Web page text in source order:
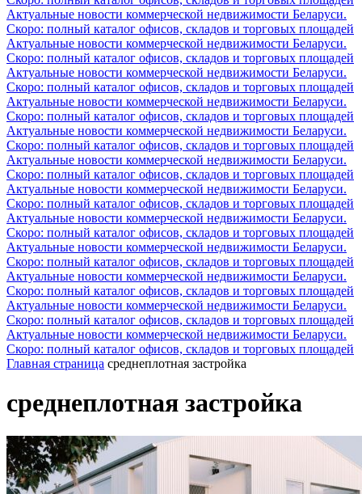
Актуальные новости коммерческой недвижимости Беларуси.
Скоро: полный каталог офисов, складов и торговых площадей
Актуальные новости коммерческой недвижимости Беларуси.
Скоро: полный каталог офисов, складов и торговых площадей
Актуальные новости коммерческой недвижимости Беларуси.
Скоро: полный каталог офисов, складов и торговых площадей
Актуальные новости коммерческой недвижимости Беларуси.
Скоро: полный каталог офисов, складов и торговых площадей
Актуальные новости коммерческой недвижимости Беларуси.
Скоро: полный каталог офисов, складов и торговых площадей
Актуальные новости коммерческой недвижимости Беларуси.
Скоро: полный каталог офисов, складов и торговых площадей
Актуальные новости коммерческой недвижимости Беларуси.
Скоро: полный каталог офисов, складов и торговых площадей
Актуальные новости коммерческой недвижимости Беларуси.
Скоро: полный каталог офисов, складов и торговых площадей
Актуальные новости коммерческой недвижимости Беларуси.
Скоро: полный каталог офисов, складов и торговых площадей
Актуальные новости коммерческой недвижимости Беларуси.
Скоро: полный каталог офисов, складов и торговых площадей
Актуальные новости коммерческой недвижимости Беларуси.
Скоро: полный каталог офисов, складов и торговых площадей
Актуальные новости коммерческой недвижимости Беларуси.
Скоро: полный каталог офисов, складов и торговых площадей
Главная страница среднеплотная застройка
среднеплотная застройка